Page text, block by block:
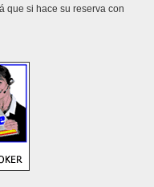
que si hace su reserva con